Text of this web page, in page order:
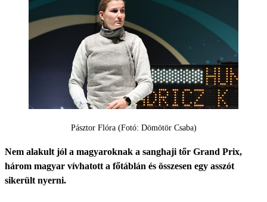
Pásztor Flóra (Fotó: Dömötör Csaba)
Nem alakult jól a magyaroknak a sanghaji tőr Grand Prix,
három magyar vívhatott a főtáblán és összesen egy asszót
sikerült nyerni.